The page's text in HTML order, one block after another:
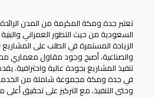
تعتبر جدة ومكة المكرمة من المدن
السعودية من حيث التطور العمراني والبنية
الزيادة المستمرة في الطلب على المشاريع
والصناعية، أصبح وجود مقاول معماري
تنفيذ المشاريع بجودة عالية واحترافية.
في جدة ومكة مجموعة شاملة من
وحتى التنفيذ، مع التركيز على تحقيق أعلى